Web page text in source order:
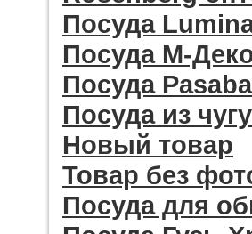
Посуда
Посуда М-
Посуда
Посуда из
Новый товар
Товар без
Посуда для